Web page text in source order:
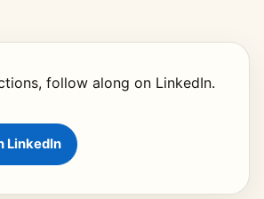
follow along on LinkedIn.
LinkedIn